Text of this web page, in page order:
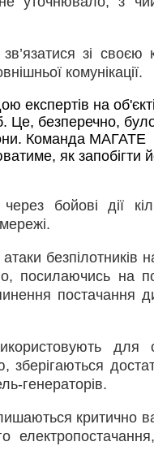
зі своєю
комунікації.
експертів на
Це, безперечно,
Команда МАГАТЕ
як запобігти
бойові дії
безпілотників
посилаючись на
постачання
для
генераторів.
критично